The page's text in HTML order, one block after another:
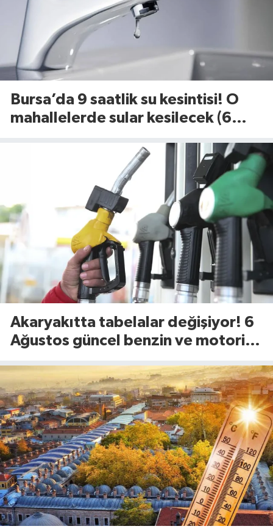
Bursa’da 9 saatlik su kesintisi! O
mahallelerde sular kesilecek (6
Akaryakıtta tabelalar değişiyor! 6
Ağustos güncel benzin ve motorin